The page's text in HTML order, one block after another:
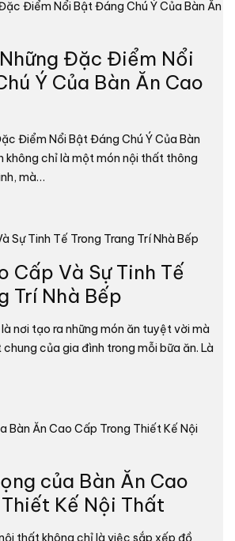
Đặc Điểm Nổi
Ý Của Bàn Ăn Cao
Điểm Nổi Bật Đáng Chú Ý Của Bàn
không chỉ là một món nội thất thông
mà…
Cấp Và Sự Tinh Tế
Trí Nhà Bếp
nơi tạo ra những món ăn tuyệt vời mà
của gia đình trong mỗi bữa ăn. Là
của Bàn Ăn Cao
Kế Nội Thất
thất không chỉ là việc sắp xếp đồ